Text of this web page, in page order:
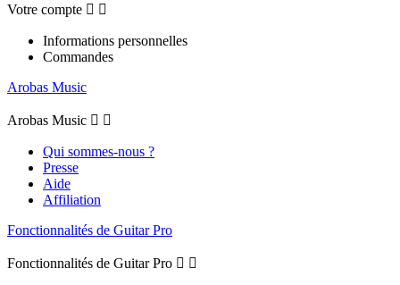
Votre compte  
Informations personnelles
Commandes
Arobas Music
Arobas Music  
Qui sommes-nous ?
Presse
Aide
Affiliation
Fonctionnalités de Guitar Pro
Fonctionnalités de Guitar Pro  